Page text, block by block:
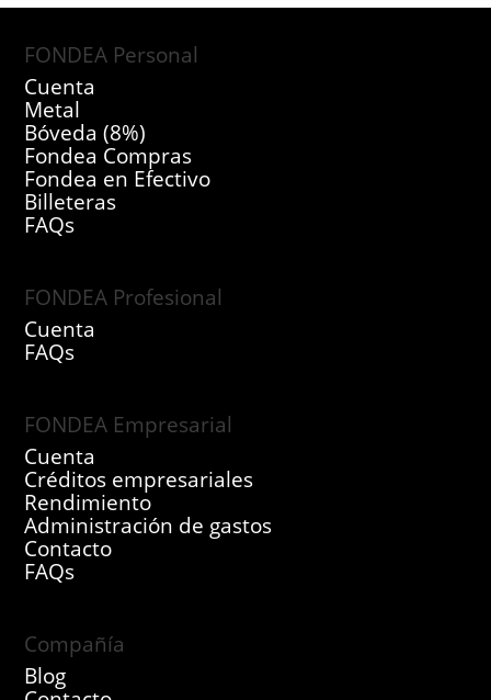
FONDEA Personal
Cuenta
Metal
Bóveda (8%)
Fondea Compras
Fondea en Efectivo
Billeteras
FAQs
FONDEA Profesional
Cuenta
FAQs
FONDEA Empresarial
Cuenta
Créditos empresariales
Rendimiento
Administración de gastos
Contacto
FAQs
Compañía
Blog